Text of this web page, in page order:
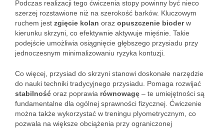
Podczas realizacji tego ćwiczenia stopy powinny być nieco
szerzej rozstawione niż na szerokość barków. Kluczowym
ruchem jest zgięcie kolan oraz opuszczenie bioderw
kierunku skrzyni, co efektywnie aktywuje mięśnie. Takie
podejście umożliwia osiągnięcie głębszego przysiadu przy
jednoczesnym minimalizowaniu ryzyka kontuzji.
Co więcej, przysiad do skrzyni stanowi doskonałe narzędzie
do nauki techniki tradycyjnego przysiadu. Pomaga rozwijać
stabilność oraz poprawia równowagę – te umiejętności są
fundamentalne dla ogólnej sprawności fizycznej. Ćwiczenie
można także wykorzystać w treningu plyometrycznym, co
pozwala na większe obciążenia przy ograniczonej